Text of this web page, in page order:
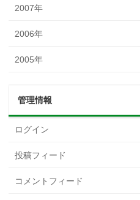
2007年
2006年
2005年
管理情報
ログイン
投稿フィード
コメントフィード